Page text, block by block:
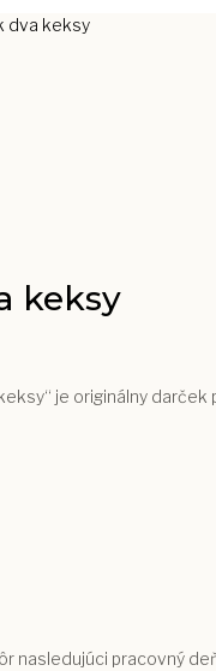
dva keksy
keksy
je originálny
nasledujúci pracovný